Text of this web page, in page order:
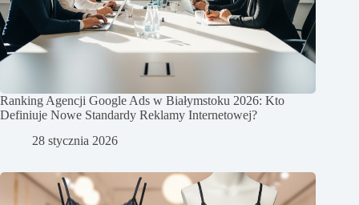
Ranking Agencji Google Ads w Białymstoku 2026: Kto
Definiuje Nowe Standardy Reklamy Internetowej?
28 stycznia 2026